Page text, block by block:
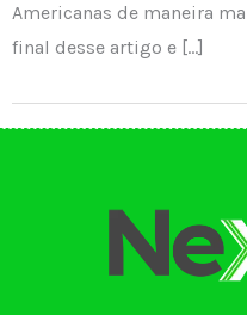
Americanas de maneira
final desse artigo e […]